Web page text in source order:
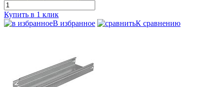
Купить в 1 клик
В избранное
К сравнению